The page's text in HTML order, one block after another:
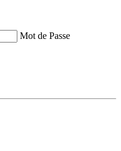
Mot de Passe